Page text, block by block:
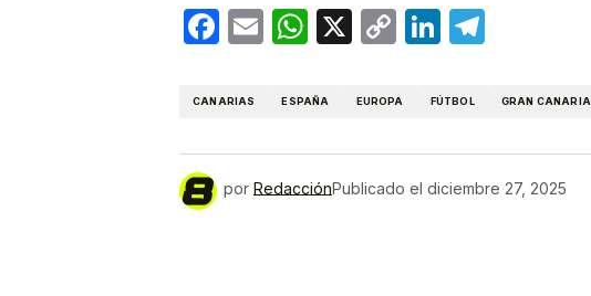
Facebook
EmailWhatsApp
X
CopyLinkedIn
CANARIAS ESPAÑA EUROPA FÚTBOL GRAN CANARIA
por RedacciónPublicado el diciembre 27, 2025